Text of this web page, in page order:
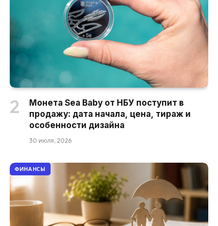
Монета Sea Baby от НБУ поступит в
продажу: дата начала, цена, тираж и
особенности дизайна
30 июля, 2026
ФИНАНСЫ